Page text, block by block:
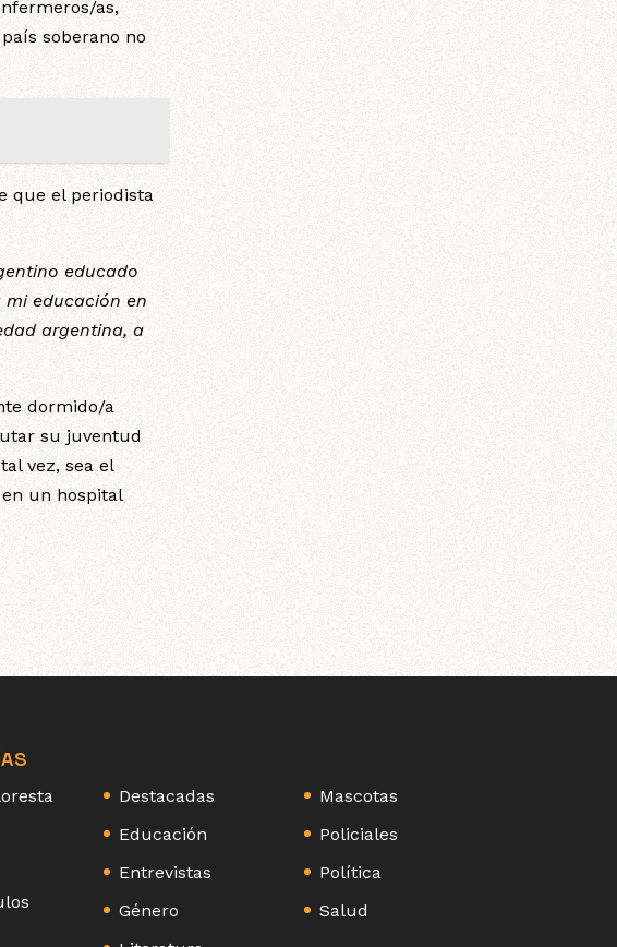
as,
soberano no
que el periodista
educado
mi educación en
argentina, a
dormido/a
su juventud
vez, sea el
un hospital
Destacadas
Educación
Entrevistas
Género
Mascotas
Policiales
Política
Salud